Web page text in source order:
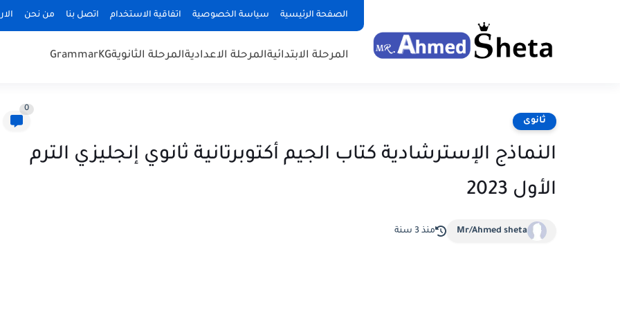
الصفحة الرئيسية سياسة الخصوصية اتفاقية الاستخدام اتصل بنا من نحن
المرحلة الابتدائيةالمرحلة الاعداديةالمرحلة الثانويةKG
Grammar
ثانوى
0
النماذج الإسترشادية كتاب الجيم أكتوبرتانية ثانوي إنجليزي الترم
الأول 2023
Mr/Ahmed sheta منذ 3 سنة